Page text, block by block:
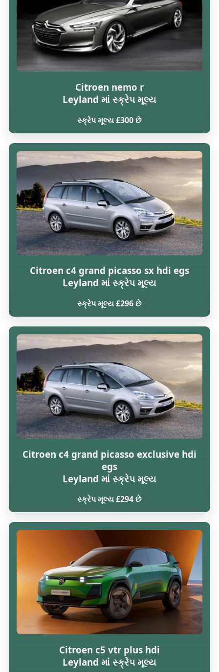
Citroen nemo r
Leyland માં સ્ક્રેપ મૂલ્ય
સ્ક્રેપ મૂલ્ય £300 છે
Citroen c4 grand picasso sx hdi egs
Leyland માં સ્ક્રેપ મૂલ્ય
સ્ક્રેપ મૂલ્ય £296 છે
Citroen c4 grand picasso exclusive hdi
egs
Leyland માં સ્ક્રેપ મૂલ્ય
સ્ક્રેપ મૂલ્ય £294 છે
Citroen c5 vtr plus hdi
Leyland માં સ્ક્રેપ મૂલ્ય